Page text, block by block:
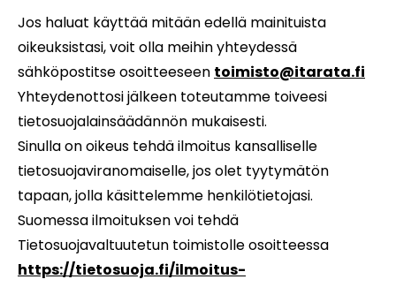
Jos haluat käyttää mitään edellä mainituista
oikeuksistasi, voit olla meihin yhteydessä
sähköpostitse osoitteeseen toimisto@itarata.fi
Yhteydenottosi jälkeen toteutamme toiveesi
tietosuojalainsäädännön mukaisesti.
Sinulla on oikeus tehdä ilmoitus kansalliselle
tietosuojaviranomaiselle, jos olet tyytymätön
tapaan, jolla käsittelemme henkilötietojasi.
Suomessa ilmoituksen voi tehdä
Tietosuojavaltuutetun toimistolle osoitteessa
https://tietosuoja.fi/ilmoitus-